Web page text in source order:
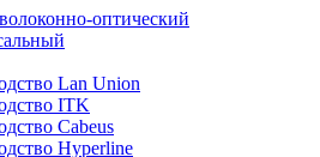
оптический
Lan Union
ITK
Cabeus
Hyperline